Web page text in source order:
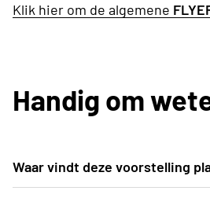
Klik hier om de algemene
Handig om
Waar vindt deze voorstelling